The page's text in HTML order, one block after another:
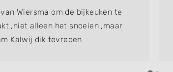
Wiersma om de bijkeuken te
,niet alleen het snoeien ,maar
Kalwij dik tevreden